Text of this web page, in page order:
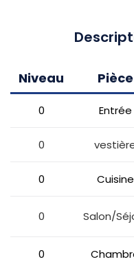
Niveau Pièce
0 Entrée
0
0 Cuisine
0 Salon/
0